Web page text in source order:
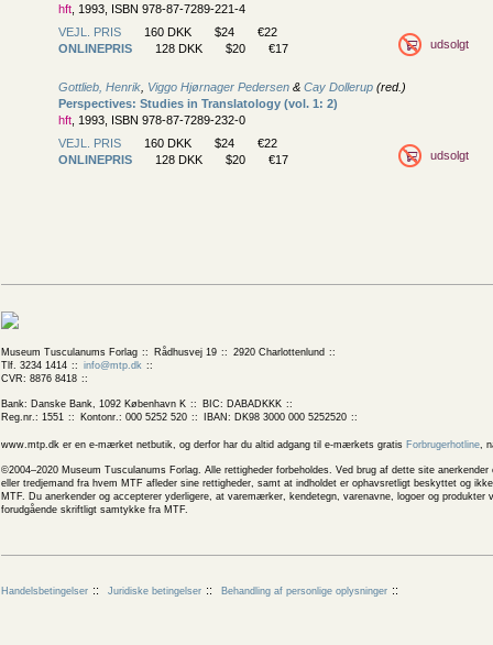
hft , 1993, ISBN 978-87-7289-221-4
VEJL. PRIS
160 DKK $24
€22
ONLINEPRIS
128 DKK $20 €17 udsolgt
Gottlieb, Henrik Viggo Hjørnager Pedersen & Cay Dollerup (red.)
Perspectives: Studies in Translatology (vol. 1: 2)
hft , 1993, ISBN 978-87-7289-232-0
VEJL. PRIS
160 DKK $24
€22
ONLINEPRIS
128 DKK $20 €17 udsolgt
Museum Tusculanums Forlag Rådhusvej 19
2920 Charlottenlund
Tlf. 3234 1414
info@mtp.dk
CVR: 8876 8418
Bank: Danske Bank, 1092 København K
BIC: DABADKKK
Reg.nr.: 1551
Kontonr.: 000 5252 520 IBAN: DK98 3000 000 5252520
www.mtp.dk er en e-mærket netbutik, og derfor har du altid adgang til e-mærkets gratis Forbrugerhotline,
©2004–2020 Museum Tusculanums Forlag. Alle rettigheder forbeholdes. Ved brug af dette site
eller tredjemand fra hvem MTF afleder sine rettigheder, samt at indholdet er ophavsretligt beskyttet og
MTF. Du anerkender og accepterer yderligere, at varemærker, kendetegn, varenavne, logoer og
forudgående skriftligt samtykke fra MTF.
Handelsbetingelser Juridiske betingelser Behandling af personlige oplysninger